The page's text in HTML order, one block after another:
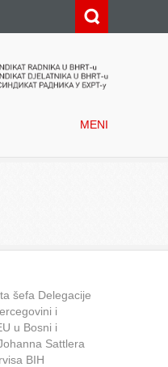
MENI
šefa Delegacije
i
u Bosni i
Sattlera
BIH